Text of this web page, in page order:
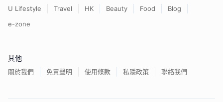
U Lifestyle Travel HK Beauty Food
Blog
e-zone
其他
關於我們 免責聲明 使用條款 私隱政策 聯絡我們